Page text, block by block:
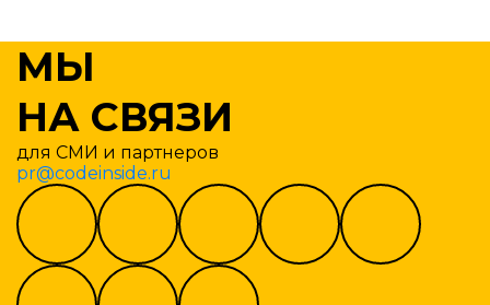
МЫ
НА СВЯЗИ
для СМИ и партнеров
pr@codeinside.ru